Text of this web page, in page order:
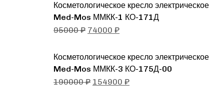
Косметологическое кресло электрическое
Med-Mos ММКК-1 КО-171Д
95000₽ 74000 ₽
Косметологическое кресло электрическое
Med-Mos ММКК-3 КО-175Д-00
190000₽ 154900 ₽